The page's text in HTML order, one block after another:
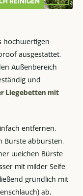
hochwertigen
ausgestattet.
Außenbereich
und
Liegebetten mit
entfernen,
Bürste abbürsten.
weichen Bürste
mit milder Seife
gründlich mit
ab,